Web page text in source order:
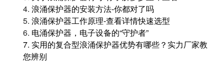
4. 浪涌保护器的安装方法-你都对了吗
5. 浪涌保护器工作原理-查看详情快速选型
6. 电涌保护器，电子设备的“守护者”
7. 实用的复合型浪涌保护器优势有哪些？实力厂家教
您辨别